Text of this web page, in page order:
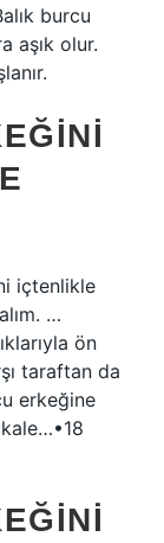
burcu
aşık olur.
içtenlikle
…
ön
taraftan da
erkeğine